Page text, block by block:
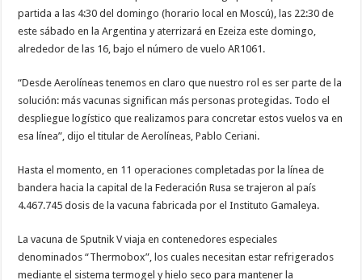
partida a las 4:30 del domingo (horario local en Moscú), las 22:30 de
este sábado en la Argentina y aterrizará en Ezeiza este domingo,
alrededor de las 16, bajo el número de vuelo AR1061.
“Desde Aerolíneas tenemos en claro que nuestro rol es ser parte de la
solución: más vacunas significan más personas protegidas. Todo el
despliegue logístico que realizamos para concretar estos vuelos va en
esa línea”, dijo el titular de Aerolíneas, Pablo Ceriani.
Hasta el momento, en 11 operaciones completadas por la línea de
bandera hacia la capital de la Federación Rusa se trajeron al país
4.467.745 dosis de la vacuna fabricada por el Instituto Gamaleya.
La vacuna de Sputnik V viaja en contenedores especiales
denominados “Thermobox”, los cuales necesitan estar refrigerados
mediante el sistema termogel y hielo seco para mantener la